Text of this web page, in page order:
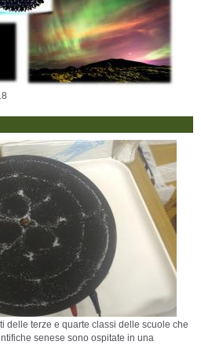
delle terze e quarte classi delle scuole che
senese sono ospitate in una